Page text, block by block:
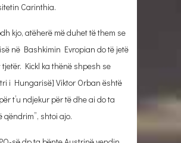
Carinthia.
kjo, atëherë më duhet të them se
në Bashkimin Evropian do të jetë
Kickl ka thënë shpesh se
i Hungarisë] Viktor Orban është
t’u ndjekur për të dhe ai do ta
qëndrim”, shtoi ajo.